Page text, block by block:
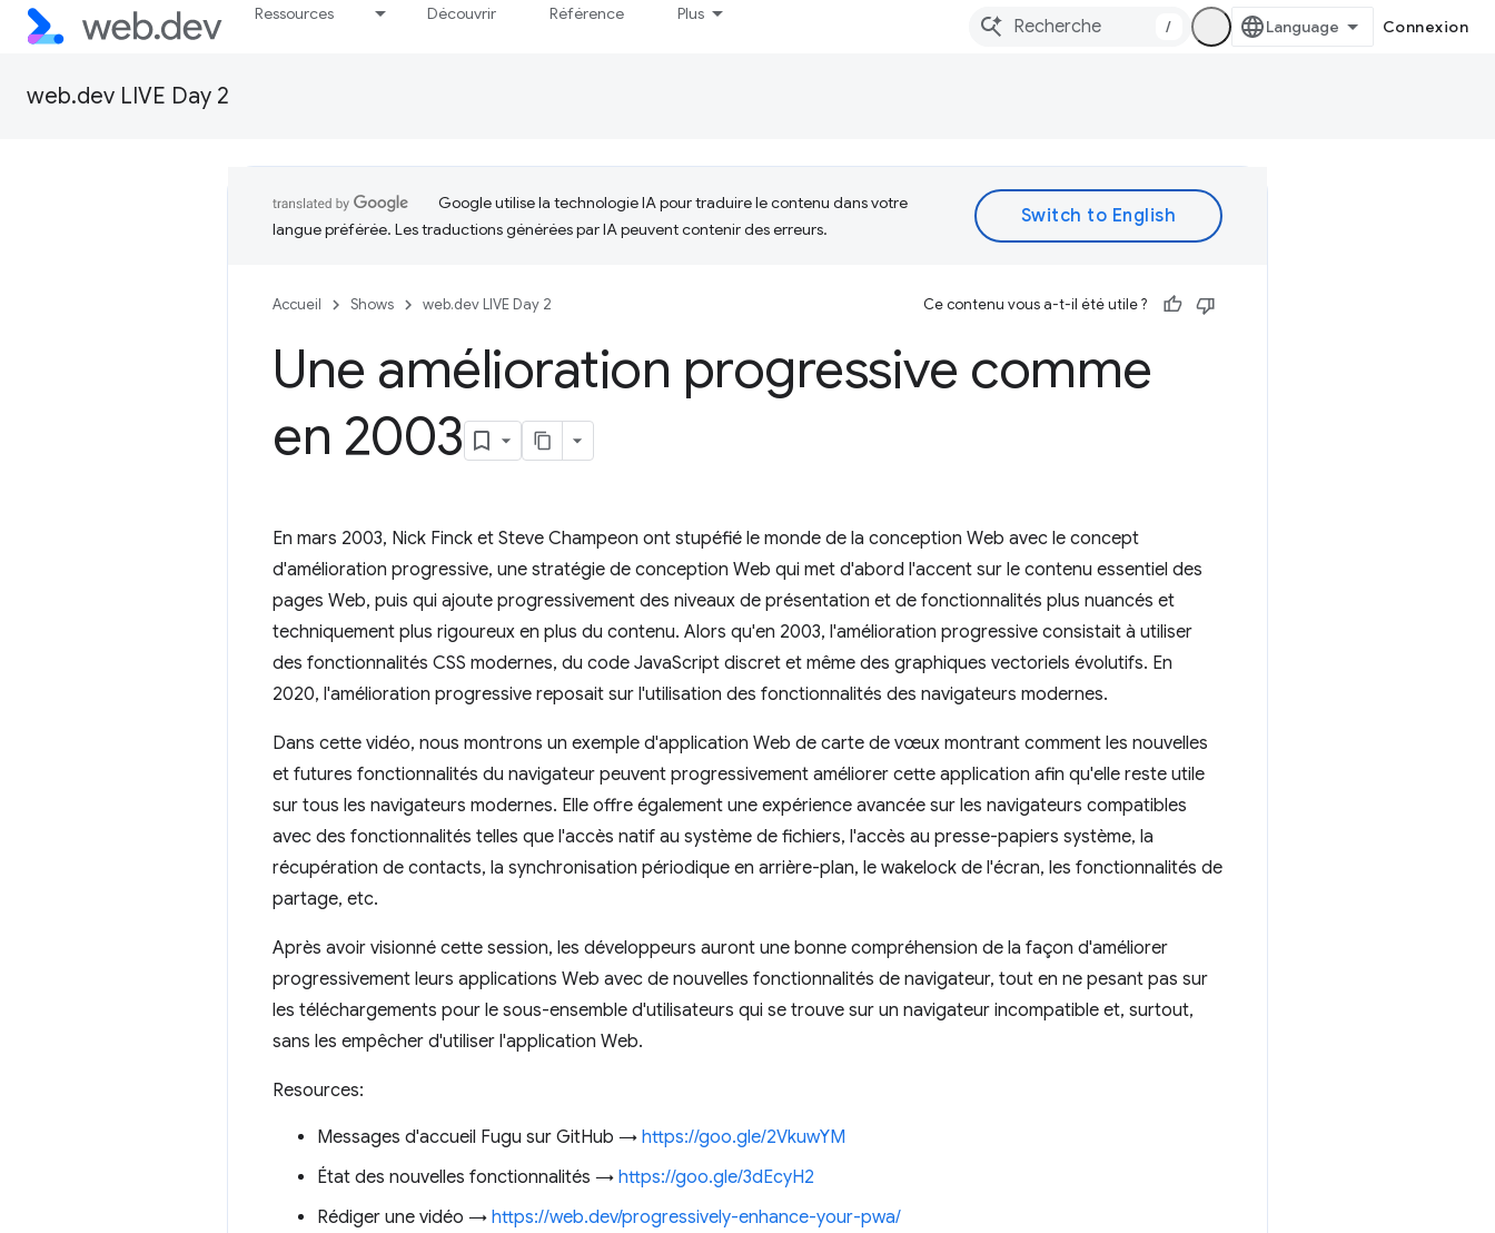
Ressources Découvrir Référence Plus
/ Connexion
web.dev LIVE Day 2
Google utilise la technologie IA pour traduire le contenu dans votre
langue préférée. Les traductions générées par IA peuvent contenir des erreurs.
Accueil Shows web.dev LIVE Day 2 Ce contenu vous a-t-il été utile ?
Une amélioration progressive comme
en 2003
En mars 2003, Nick Finck et Steve Champeon ont stupéfié le monde de la conception Web avec le concept
d'amélioration progressive, une stratégie de conception Web qui met d'abord l'accent sur le contenu essentiel des
pages Web, puis qui ajoute progressivement des niveaux de présentation et de fonctionnalités plus nuancés et
techniquement plus rigoureux en plus du contenu. Alors qu'en 2003, l'amélioration progressive consistait à utiliser
des fonctionnalités CSS modernes, du code JavaScript discret et même des graphiques vectoriels évolutifs. En
2020, l'amélioration progressive reposait sur l'utilisation des fonctionnalités des navigateurs modernes.
Dans cette vidéo, nous montrons un exemple d'application Web de carte de vœux montrant comment les nouvelles
et futures fonctionnalités du navigateur peuvent progressivement améliorer cette application afin qu'elle reste utile
sur tous les navigateurs modernes. Elle offre également une expérience avancée sur les navigateurs compatibles
avec des fonctionnalités telles que l'accès natif au système de fichiers, l'accès au presse-papiers système, la
récupération de contacts, la synchronisation périodique en arrière-plan, le wakelock de l'écran, les fonctionnalités de
partage, etc.
Après avoir visionné cette session, les développeurs auront une bonne compréhension de la façon d'améliorer
progressivement leurs applications Web avec de nouvelles fonctionnalités de navigateur, tout en ne pesant pas sur
les téléchargements pour le sous-ensemble d'utilisateurs qui se trouve sur un navigateur incompatible et, surtout,
sans les empêcher d'utiliser l'application Web.
Resources:
Messages d'accueil Fugu sur GitHub → https://goo.gle/2VkuwYM
État des nouvelles fonctionnalités → https://goo.gle/3dEcyH2
Rédiger une vidéo → https://web.dev/progressively-enhance-your-pwa/